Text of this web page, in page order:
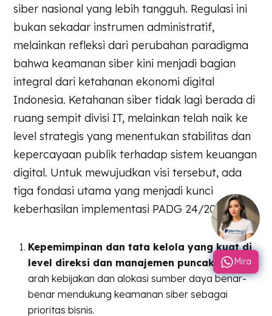
siber nasional yang lebih tangguh. Regulasi ini
bukan sekadar instrumen administratif,
melainkan refleksi dari perubahan paradigma
bahwa keamanan siber kini menjadi bagian
integral dari ketahanan ekonomi digital
Indonesia. Ketahanan siber tidak lagi berada di
ruang sempit divisi IT, melainkan telah naik ke
level strategis yang menentukan stabilitas dan
kepercayaan publik terhadap sistem keuangan
digital. Untuk mewujudkan visi tersebut, ada
tiga fondasi utama yang menjadi kunci
keberhasilan implementasi PADG 24/2024:
Kepemimpinan dan tata kelola yang kuat di
level direksi dan manajemen puncak
, agar
arah kebijakan dan alokasi sumber daya benar-
benar mendukung keamanan siber sebagai
prioritas bisnis.
Mira